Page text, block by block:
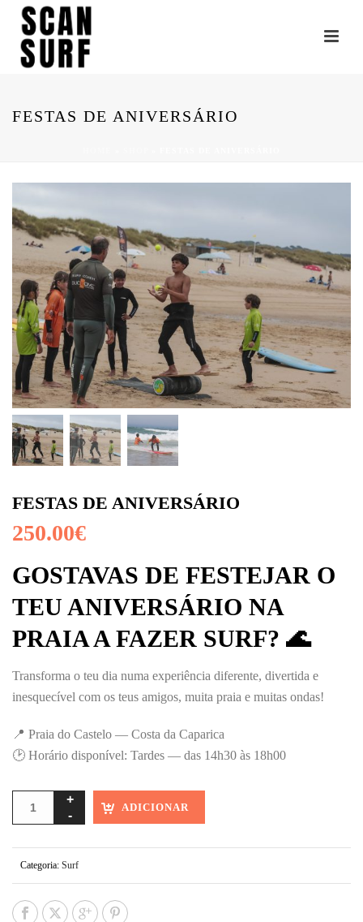
FESTAS DE ANIVERSÁRIO
FESTAS DE ANIVERSÁRIO
250.00€
GOSTAVAS DE FESTEJAR O
TEU ANIVERSÁRIO NA
PRAIA A FAZER SURF? 🌊
Transforma o teu dia numa experiência diferente, divertida e
inesquecível com os teus amigos, muita praia e muitas ondas!
📍 Praia do Castelo — Costa da Caparica
🕑 Horário disponível: Tardes — das 14h30 às 18h00
ADICIONAR
Categoria: Surf